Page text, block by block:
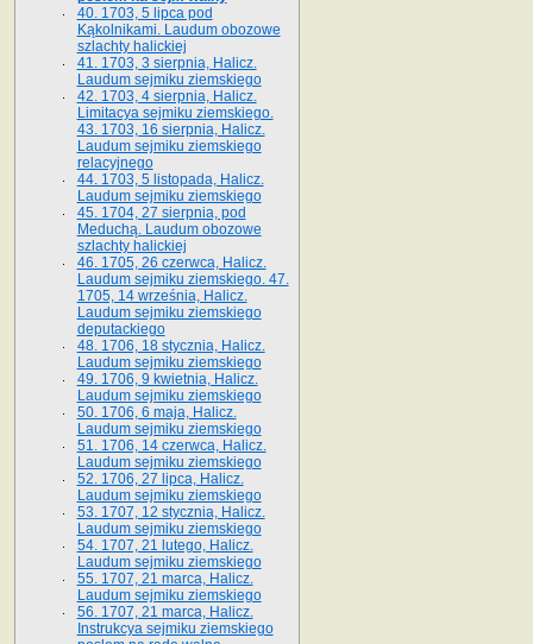
40. 1703, 5 lipca pod
Kąkolnikami. Laudum obozowe
szlachty halickiej
41­. 1703, 3 sierpnia, Halicz.
Laudum sejmiku ziemskiego
42. 1703, 4 sierpnia, Halicz.
Limitacya sejmiku ziemskiego.
43. 1703, 16 sierpnia, Halicz.
Laudum sejmiku ziemskiego
relacyjnego
44. 1703, 5 listopada, Halicz.
Laudum sejmiku ziemskiego
45. 1704, 27 sierpnia, pod
Meduchą. Laudum obozowe
szlachty halickiej
46. 1705, 26 czerwca, Halicz.
Laudum sejmiku ziemskiego. 47.
1705, 14 września, Halicz.
Laudum sejmiku ziemskiego
deputackiego
48. 1706, 18 stycznia, Halicz.
Laudum sejmiku ziemskiego
49. 1706, 9 kwietnia, Halicz.
Laudum sejmiku ziemskiego
50. 1706, 6 maja, Halicz.
Laudum sejmiku ziemskiego
51. 1706, 14 czerwca, Halicz.
Laudum sejmiku ziemskiego
52. 1706, 27 lipca, Halicz.
Laudum sejmiku ziemskiego
53. 1707, 12 stycznia, Halicz.
Laudum sejmiku ziemskiego
54. 1707, 21 lutego, Halicz.
Laudum sejmiku ziemskiego
55. 1707, 21 marca, Halicz.
Laudum sejmiku ziemskiego
56. 1707, 21 marca, Halicz.
Instrukcya sejmiku ziemskiego